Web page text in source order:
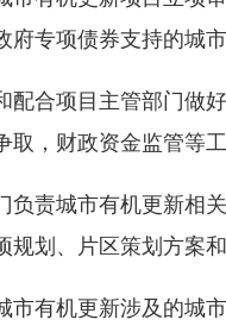
府专项债券支持的城
合项目主管部门做好
取，财政资金监管等
责城市有机更新相关
规划、片区策划方案
有机更新涉及的城市